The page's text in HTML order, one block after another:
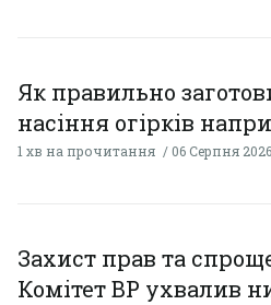
Як правильно
насіння огірків
1 хв на прочитання 06 Серпня 2026
Захист прав та
Комітет ВР ухвалив